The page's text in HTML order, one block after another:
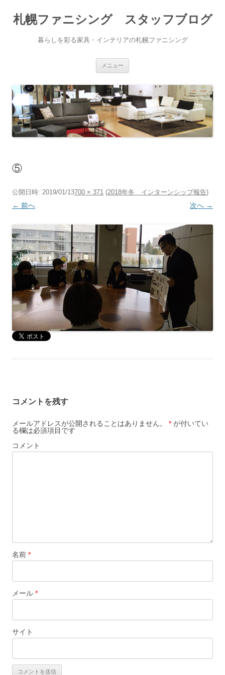
札幌ファニシング スタッフブログ
暮らしを彩る家具・インテリアの札幌ファニシング
メニュー
⑤
公開日時: 2019/01/13700 × 371 (2018年冬 インターンシップ報告)
← 前へ 次へ →
コメントを残す
メールアドレスが公開されることはありません。 * が付いてい
る欄は必須項目です
コメント
名前 *
メール *
サイト